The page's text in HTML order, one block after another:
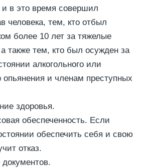
и в это время совершил
человека, тем, кто отбыл
более 10 лет за тяжелые
также тем, кто был осужден за
алкогольного или
опьянения и членам преступных
здоровья.
обеспеченность. Если
обеспечить себя и свою
отказ.